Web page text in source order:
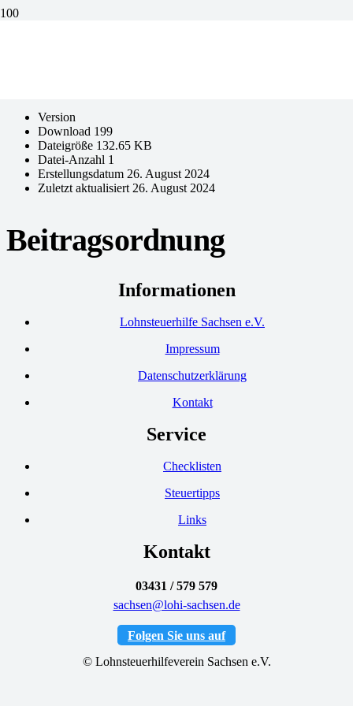
Version
Download 199
Dateigröße 132.65 KB
Datei-Anzahl 1
Erstellungsdatum 26. August 2024
Zuletzt aktualisiert 26. August 2024
Beitragsordnung
Informationen
Lohnsteuerhilfe Sachsen e.V.
Impressum
Datenschutzerklärung
Kontakt
Service
Checklisten
Steuertipps
Links
Kontakt
03431 / 579 579
sachsen@lohi-sachsen.de
Folgen Sie uns auf
© Lohnsteuerhilfeverein Sachsen e.V.